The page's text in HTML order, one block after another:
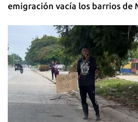
emigración vacía los barrios de